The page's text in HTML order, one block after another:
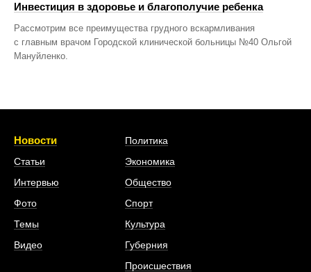
Инвестиция в здоровье и благополучие ребенка
Рассмотрим все преимущества грудного вскармливания
с главным врачом Городской клинической больницы №40 Ольгой
Мануйленко.
Новости
Статьи
Интервью
Фото
Темы
Видео
Политика
Экономика
Общество
Спорт
Культура
Губерния
Происшествия